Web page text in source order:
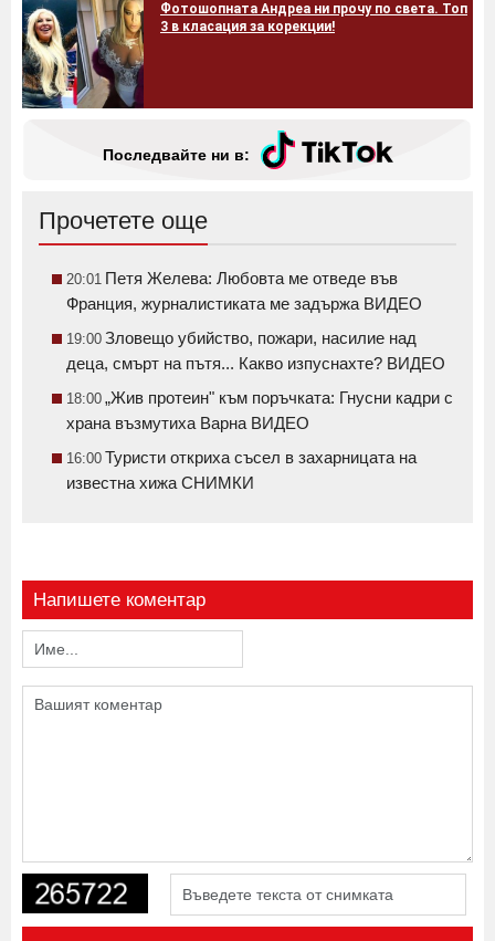
Фотошопната Андреа ни прочу по света. Топ
3 в класация за корекции!
Последвайте ни в:
Прочетете още
20:01 Петя Желева: Любовта ме отведе във
Франция, журналистиката ме задържа ВИДЕО
19:00 Зловещо убийство, пожари, насилие над
деца, смърт на пътя... Какво изпуснахте? ВИДЕО
18:00 „Жив протеин" към поръчката: Гнусни кадри с
храна възмутиха Варна ВИДЕО
16:00 Туристи откриха съсел в захарницата на
известна хижа СНИМКИ
Напишете коментар